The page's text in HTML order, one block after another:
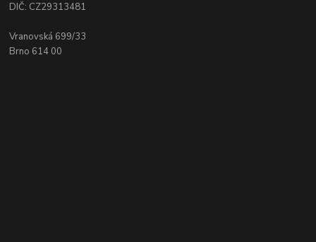
DIČ: CZ29313481
Vranovská 699/33
Brno 614 00